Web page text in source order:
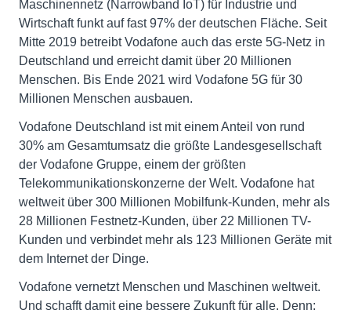
Maschinennetz (Narrowband IoT) für Industrie und
Wirtschaft funkt auf fast 97% der deutschen Fläche. Seit
Mitte 2019 betreibt Vodafone auch das erste 5G-Netz in
Deutschland und erreicht damit über 20 Millionen
Menschen. Bis Ende 2021 wird Vodafone 5G für 30
Millionen Menschen ausbauen.
Vodafone Deutschland ist mit einem Anteil von rund
30% am Gesamtumsatz die größte Landesgesellschaft
der Vodafone Gruppe, einem der größten
Telekommunikationskonzerne der Welt. Vodafone hat
weltweit über 300 Millionen Mobilfunk-Kunden, mehr als
28 Millionen Festnetz-Kunden, über 22 Millionen TV-
Kunden und verbindet mehr als 123 Millionen Geräte mit
dem Internet der Dinge.
Vodafone vernetzt Menschen und Maschinen weltweit.
Und schafft damit eine bessere Zukunft für alle. Denn: